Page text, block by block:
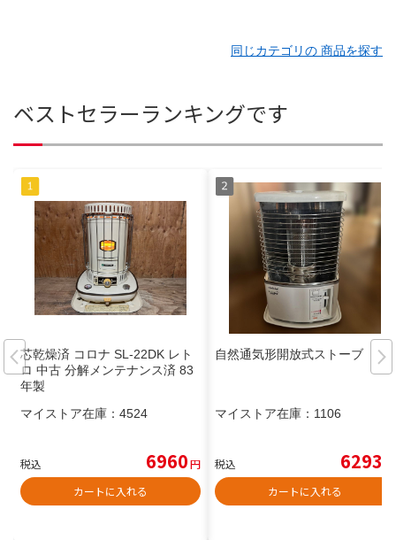
同じカテゴリの 商品を探す
ベストセラーランキングです
芯乾燥済 コロナ SL-22DK レト
ロ 中古 分解メンテナンス済 83
年製
マイストア在庫： 4524
税込 6960円
カートに入れる
自然通気形開放式ストーブ
マイストア在庫： 1106
税込 6293
カートに入れる